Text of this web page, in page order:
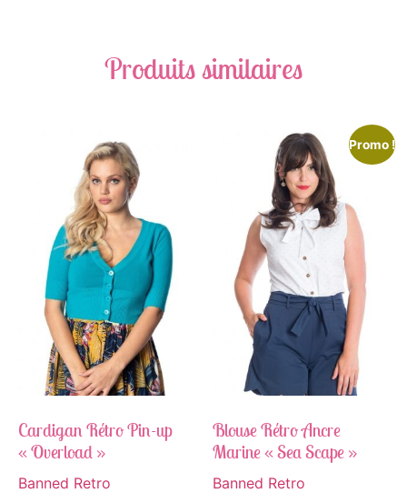
Produits similaires
Cardigan Rétro Pin-up
« Overload »
Banned Retro
Promo !
Blouse Rétro Ancre
Marine « Sea Scape »
Banned Retro